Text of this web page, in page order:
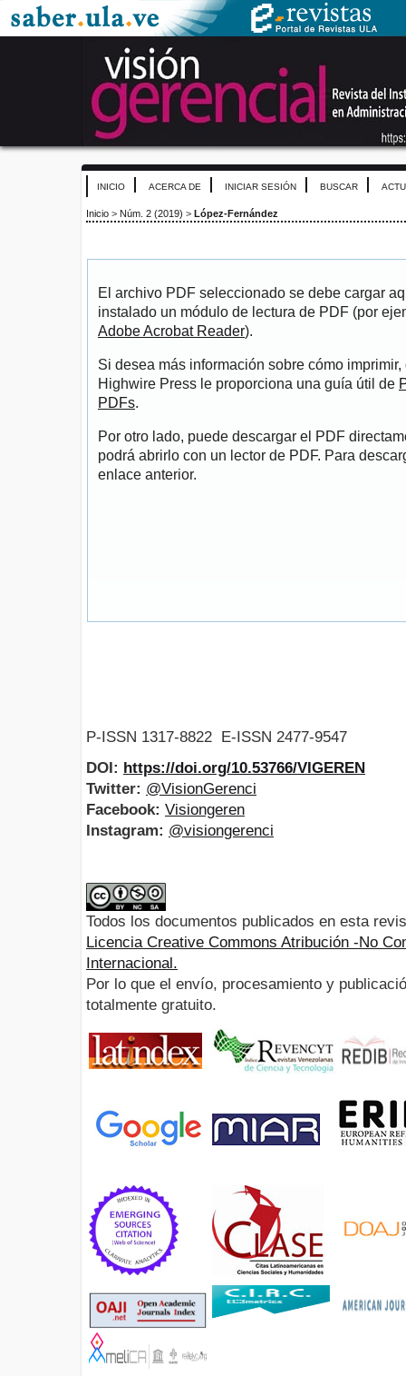
INICIO ACERCA DE INICIAR SESIÓN BUSCAR
Inicio > Núm. 2 (2019) > López-Fernández
El archivo PDF seleccionado se debe cargar
instalado un módulo de lectura de PDF (por
Adobe Acrobat Reader).
Si desea más información sobre cómo
Highwire Press le proporciona una guía útil de
PDFs.
Por otro lado, puede descargar el PDF
podrá abrirlo con un lector de PDF. Para
enlace anterior.
P-ISSN 1317-8822 E-ISSN 2477-9547
DOI: https://doi.org/10.53766/VIGEREN
Twitter: @VisionGerenci
Facebook: Visiongeren
Instagram: @visiongerenci
Todos los documentos publicados en esta
Licencia Creative Commons Atribución -No
Internacional.
Por lo que el envío, procesamiento y
totalmente gratuito.